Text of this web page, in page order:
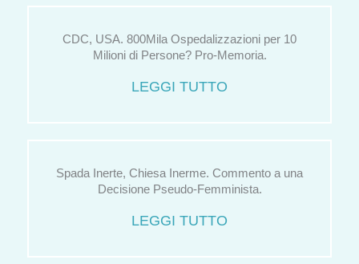
CDC, USA. 800Mila Ospedalizzazioni per 10
Milioni di Persone? Pro-Memoria.
LEGGI TUTTO
Spada Inerte, Chiesa Inerme. Commento a una
Decisione Pseudo-Femminista.
LEGGI TUTTO